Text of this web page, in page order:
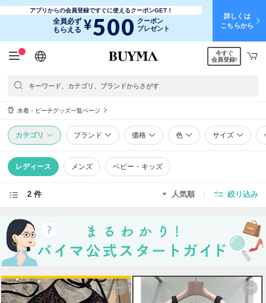
アプリからの会員登録ですぐに使えるクーポンGET！
全員必ず
もらえる ¥500 クーポン
プレゼント
詳しくは
こちらから
日本語
English
简体中文
繁體中文
今すぐ
会員登録!
水着・ビーチグッズ一覧ページ
カテゴリ ブランド 価格 色 サイズ
レディース メンズ ベビー・キッズ
2 件 人気順 絞り込み